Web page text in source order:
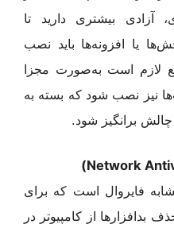
آزادی بیشتری دارید تا
یا افزونه‌ها باید نصب
لازم است به‌صورت مجزا
نیز نصب شود که بسته به
برانگیز شود.
Network
)
فایروال است که برای
بدافزارها از کامپیوتر در